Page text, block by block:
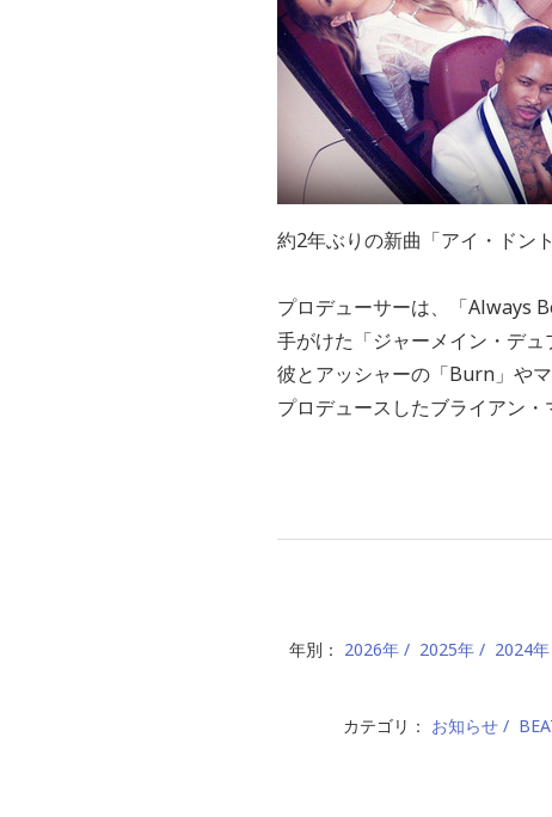
約2年ぶりの新曲「アイ・ドン
プロデューサーは、「Always
手がけた「ジャーメイン・デュ
彼とアッシャーの「Burn」や
プロデュースしたブライアン・
年別： 2026年 2025年 2024年
カテゴリ： お知らせ